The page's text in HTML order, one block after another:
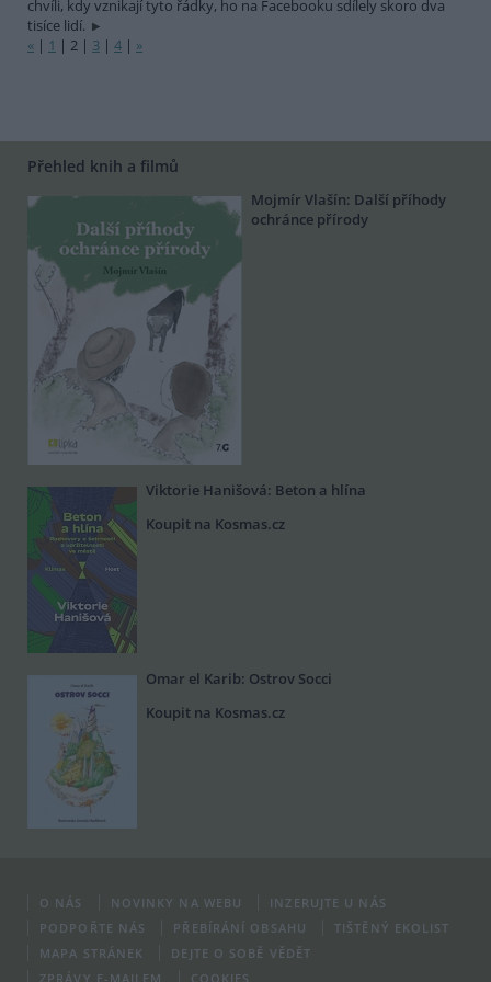
chvíli, kdy vznikají tyto řádky, ho na Facebooku sdílely skoro dva
tisíce lidí.
« | 1 | 2 | 3 | 4 | »
Přehled knih a filmů
Mojmír Vlašín: Další příhody
ochránce přírody
Viktorie Hanišová: Beton a hlína
Koupit na Kosmas.cz
Omar el Karib: Ostrov Socci
Koupit na Kosmas.cz
O NÁS NOVINKY NA WEBU
INZERUJTE U NÁS
PODPOŘTE NÁS
PŘEBÍRÁNÍ OBSAHU
TIŠTĚNÝ EKOLIST
MAPA STRÁNEK
DEJTE O SOBĚ VĚDĚT
ZPRÁVY E-MAILEM
COOKIES